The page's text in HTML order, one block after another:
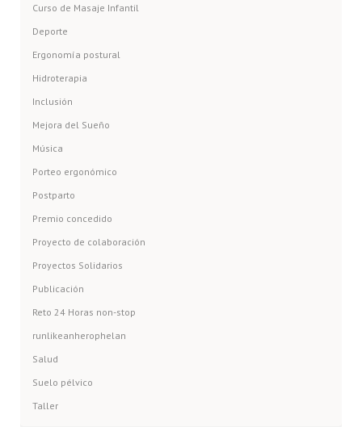
Curso de Masaje Infantil
Deporte
Ergonomía postural
Hidroterapia
Inclusión
Mejora del Sueño
Música
Porteo ergonómico
Postparto
Premio concedido
Proyecto de colaboración
Proyectos Solidarios
Publicación
Reto 24 Horas non-stop
runlikeanherophelan
Salud
Suelo pélvico
Taller